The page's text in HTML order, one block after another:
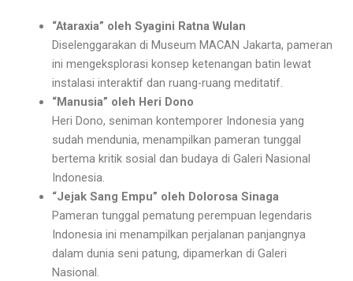
“Ataraxia” oleh Syagini Ratna Wulan
Diselenggarakan di Museum MACAN Jakarta, pameran
ini mengeksplorasi konsep ketenangan batin lewat
instalasi interaktif dan ruang-ruang meditatif.
“Manusia” oleh Heri Dono
Heri Dono, seniman kontemporer Indonesia yang
sudah mendunia, menampilkan pameran tunggal
bertema kritik sosial dan budaya di Galeri Nasional
Indonesia.
“Jejak Sang Empu” oleh Dolorosa Sinaga
Pameran tunggal pematung perempuan legendaris
Indonesia ini menampilkan perjalanan panjangnya
dalam dunia seni patung, dipamerkan di Galeri
Nasional.